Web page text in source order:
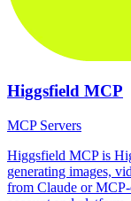
Higgsfield MCP
MCP Servers
Higgsfield MCP is
generating images,
from Claude or